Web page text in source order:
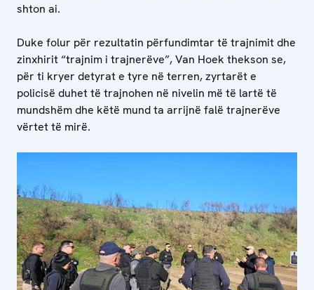
shton ai.
Duke folur për rezultatin përfundimtar të trajnimit dhe
zinxhirit “trajnim i trajnerëve”, Van Hoek thekson se,
për ti kryer detyrat e tyre në terren, zyrtarët e
policisë duhet të trajnohen në nivelin më të lartë të
mundshëm dhe këtë mund ta arrijnë falë trajnerëve
vërtet të mirë.